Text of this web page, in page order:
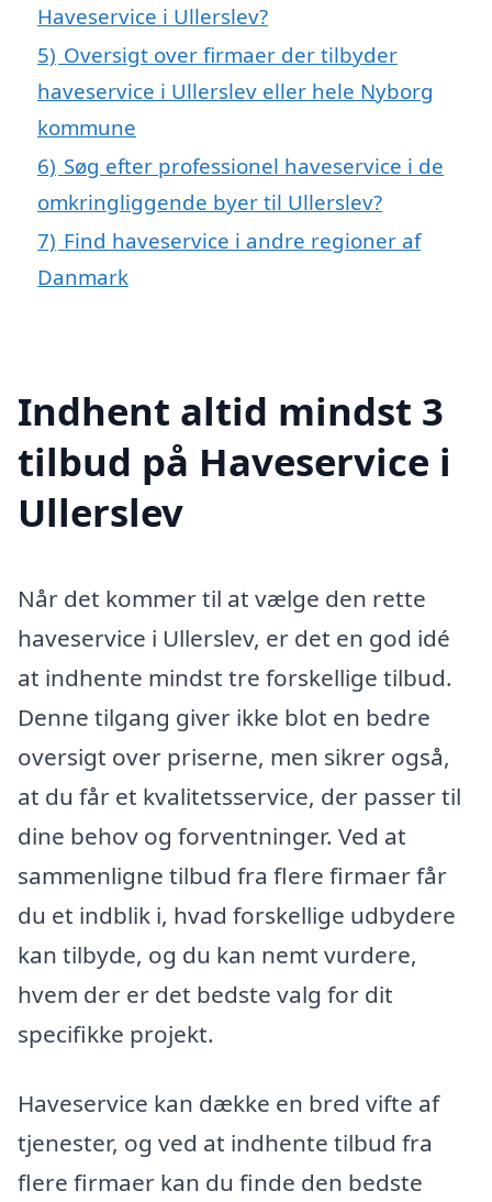
Haveservice i Ullerslev?
5) Oversigt over firmaer der tilbyder
haveservice i Ullerslev eller hele Nyborg
kommune
6) Søg efter professionel haveservice i de
omkringliggende byer til Ullerslev?
7) Find haveservice i andre regioner af
Danmark
Indhent altid mindst 3
tilbud på Haveservice i
Ullerslev
Når det kommer til at vælge den rette
haveservice i Ullerslev, er det en god idé
at indhente mindst tre forskellige tilbud.
Denne tilgang giver ikke blot en bedre
oversigt over priserne, men sikrer også,
at du får et kvalitetsservice, der passer til
dine behov og forventninger. Ved at
sammenligne tilbud fra flere firmaer får
du et indblik i, hvad forskellige udbydere
kan tilbyde, og du kan nemt vurdere,
hvem der er det bedste valg for dit
specifikke projekt.
Haveservice kan dække en bred vifte af
tjenester, og ved at indhente tilbud fra
flere firmaer kan du finde den bedste